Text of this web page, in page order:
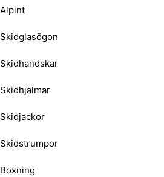
Alpint
Skidglasögon
Skidhandskar
Skidhjälmar
Skidjackor
Skidstrumpor
Boxning